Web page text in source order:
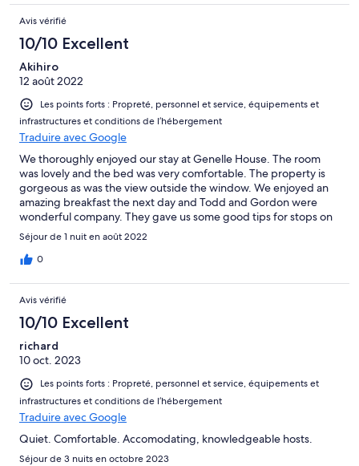
Avis vérifié
10/10 Excellent
Akihiro
12 août 2022
Les points forts : Propreté, personnel et service, équipements et
infrastructures et conditions de l’hébergement
Traduire avec Google
We thoroughly enjoyed our stay at Genelle House. The room
was lovely and the bed was very comfortable. The property is
gorgeous as was the view outside the window. We enjoyed an
amazing breakfast the next day and Todd and Gordon were
wonderful company. They gave us some good tips for stops on
the rest of our road trip.
Séjour de 1 nuit en août 2022
0
Avis vérifié
10/10 Excellent
richard
10 oct. 2023
Les points forts : Propreté, personnel et service, équipements et
infrastructures et conditions de l’hébergement
Traduire avec Google
Quiet. Comfortable. Accomodating, knowledgeable hosts.
Séjour de 3 nuits en octobre 2023